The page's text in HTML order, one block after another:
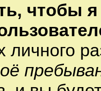
чтобы
личного